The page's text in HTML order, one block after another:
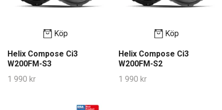
Köp
Helix Compose Ci3
W200FM-S3
1 990 kr
Köp
Helix Compose Ci3
W200FM-S2
1 990 kr